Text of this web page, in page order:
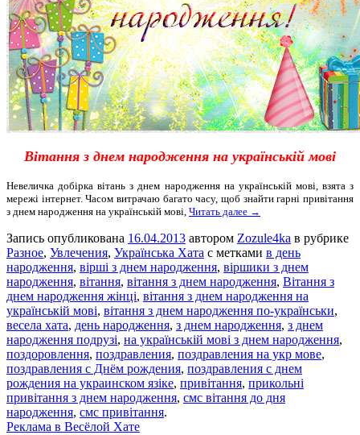
Вітання з днем народження на українській мові
Невеличка добірка вітань з днем народження на українській мові, взята з
мережі інтернет. Часом витрачаю багато часу, щоб знайти гарні привітання
з днем народження на українській мові, Читать далее →
Запись опубликована 16.04.2013 автором Zozule4ka в рубрике
Разное, Увлечения, Українська Хата с метками в день
народження, вірші з днем народження, віршики з днем
народження, вітання, вітання з днем народження, Вітання з
днем народження жінці, вітання з днем народження на
українській мові, вітання з днем народження по-українськи,
весела хата, день народження, з днем народження, з днем
народження подрузі, на українській мові з днем народження,
поздоровлення, поздравления, поздравления на укр мове,
поздравления с Днём рождения, поздравления с днем
рождения на украинском язіке, привітання, прикольні
привітання з днем народження, смс вітання до дня
народження, смс привітання.
Реклама в Весёлой Хате